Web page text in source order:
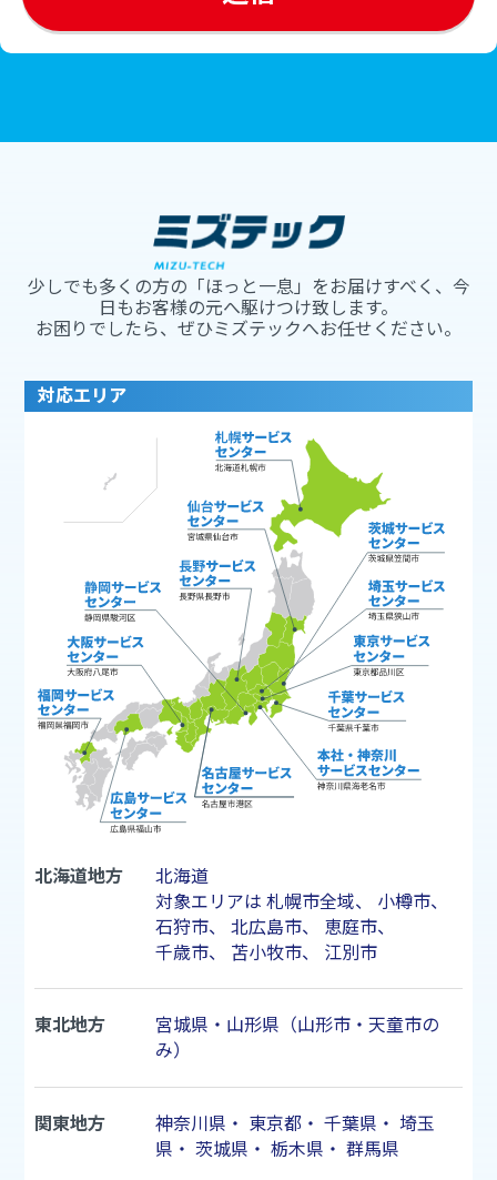
少しでも多くの方の「ほっと一息」をお届けすべく、今
日もお客様の元へ駆けつけ致します。
お困りでしたら、ぜひミズテックへお任せください。
対応エリア
北海道地方
北海道
対象エリアは 札幌市全域、 小樽市、
石狩市、 北広島市、 恵庭市、
千歳市、 苫小牧市、 江別市
東北地方
宮城県・山形県（山形市・天童市の
み）
関東地方 神奈川県 ・ 東京都・ 千葉県 ・ 埼玉
県 ・ 茨城県 ・ 栃木県 ・ 群馬県